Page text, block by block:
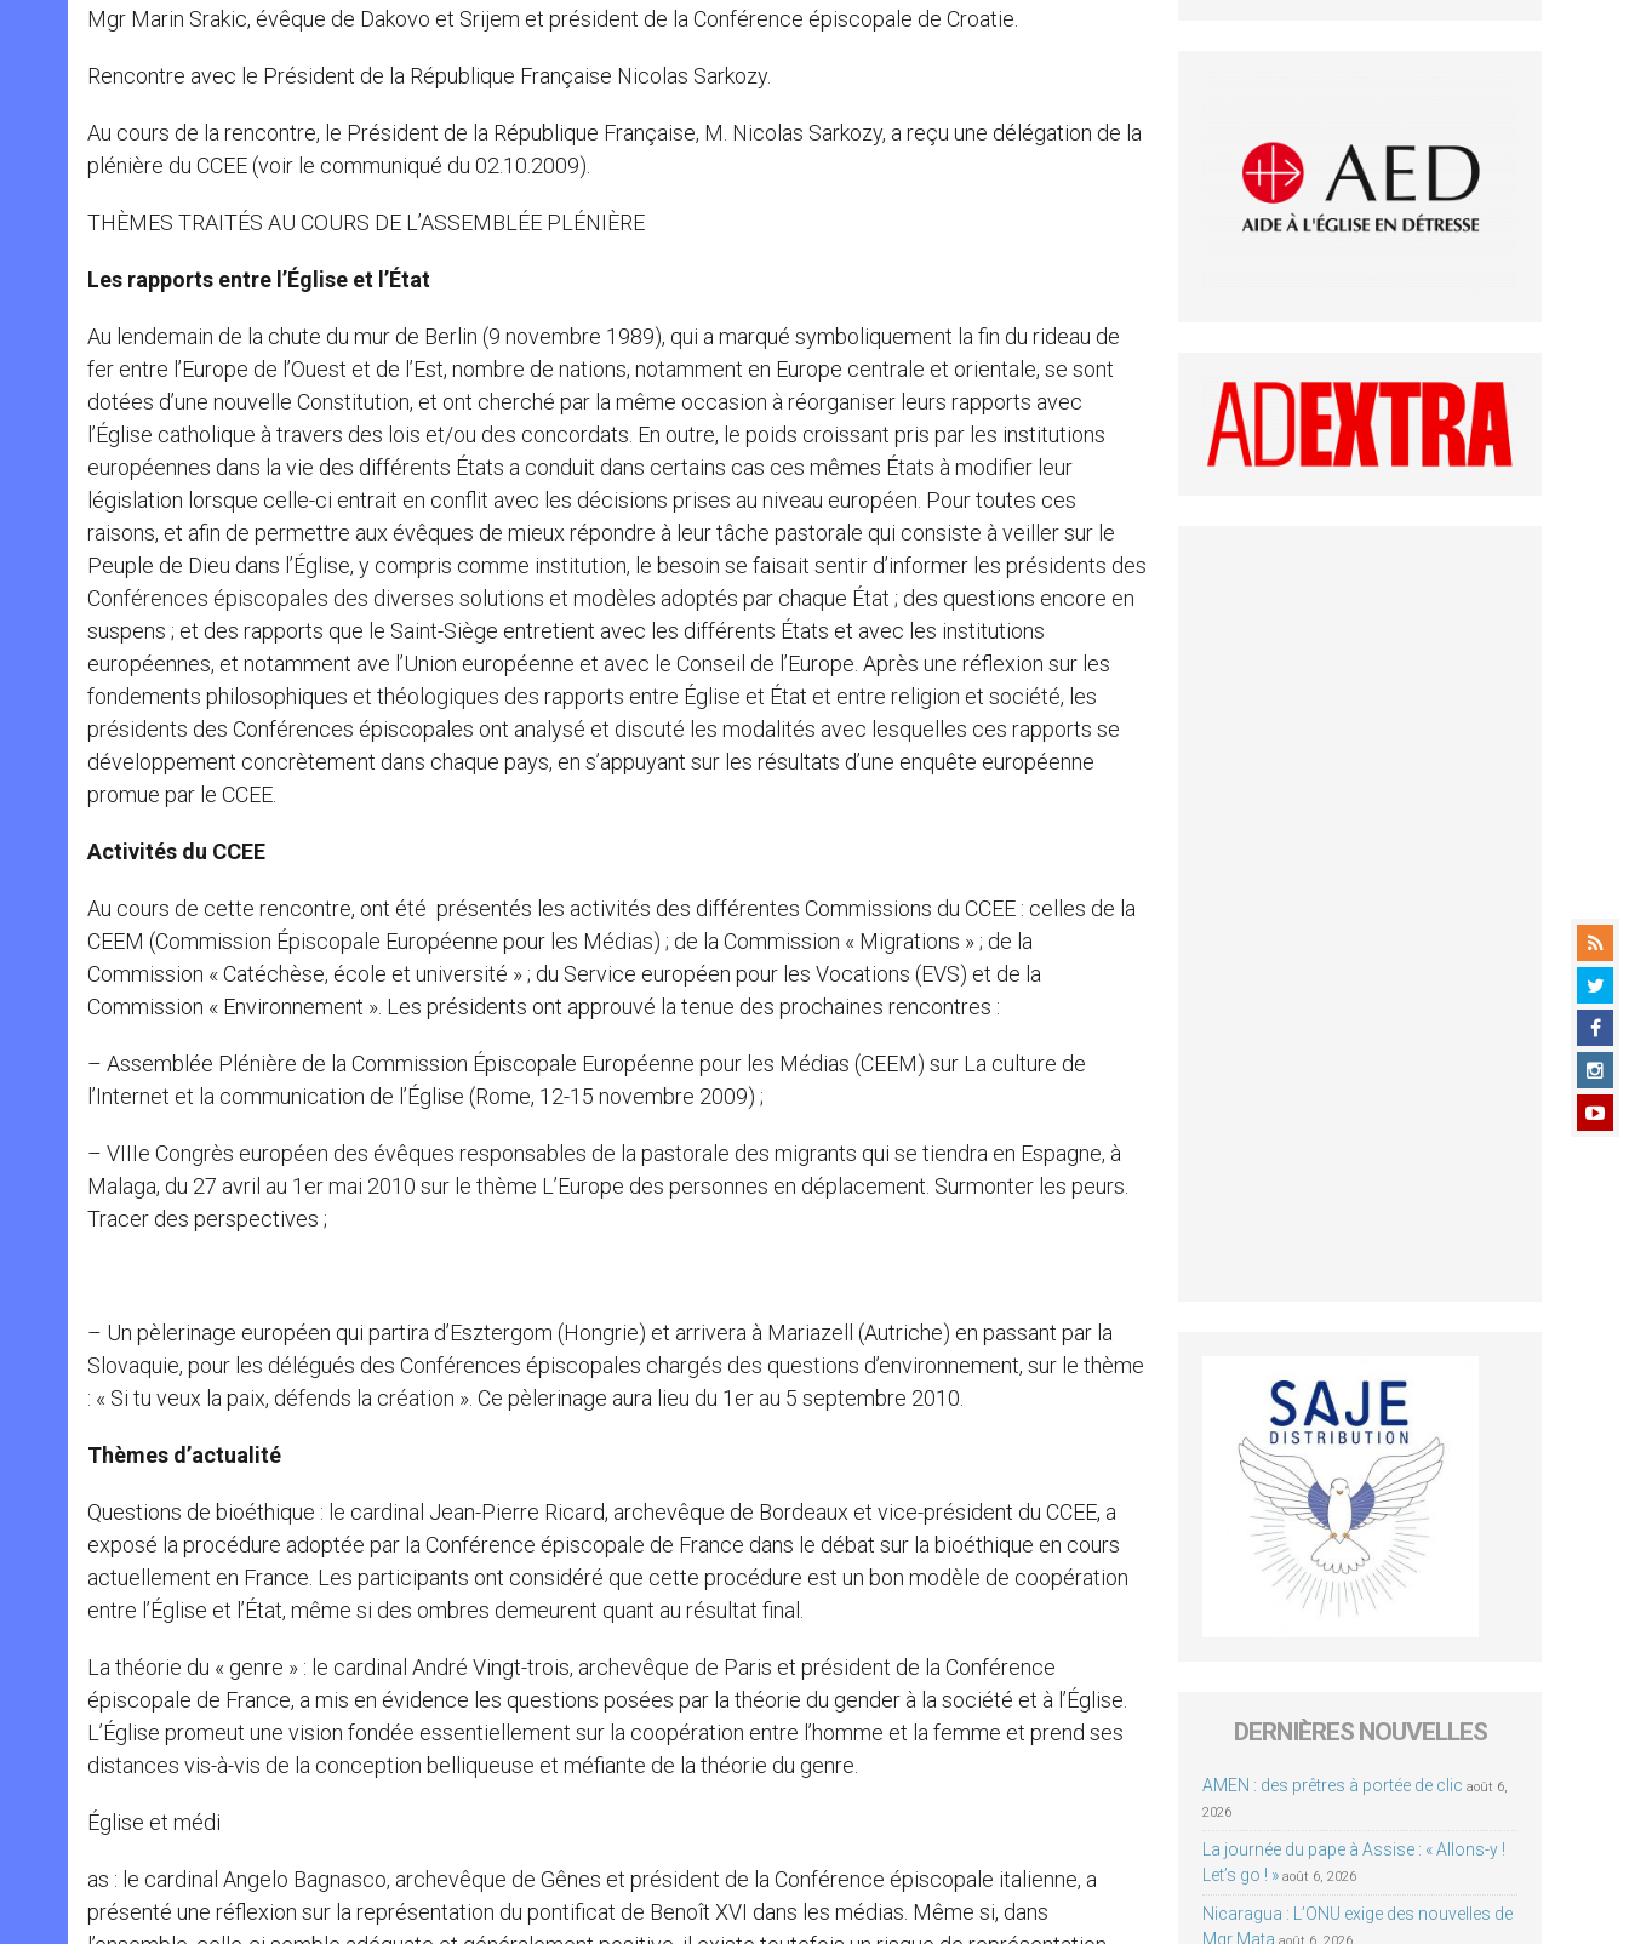
Mgr Marin Srakic, évêque de Dakovo et Srijem et président de la Conférence épiscopale de Croatie.
Rencontre avec le Président de la République Française Nicolas Sarkozy.
Au cours de la rencontre, le Président de la République Française, M. Nicolas Sarkozy, a reçu une délégation de la
plénière du CCEE (voir le communiqué du 02.10.2009).
THÈMES TRAITÉS AU COURS DE L’ASSEMBLÉE PLÉNIÈRE
Les rapports entre l’Église et l’État
Au lendemain de la chute du mur de Berlin (9 novembre 1989), qui a marqué symboliquement la fin du rideau de
fer entre l’Europe de l’Ouest et de l’Est, nombre de nations, notamment en Europe centrale et orientale, se sont
dotées d’une nouvelle Constitution, et ont cherché par la même occasion à réorganiser leurs rapports avec
l’Église catholique à travers des lois et/ou des concordats. En outre, le poids croissant pris par les institutions
européennes dans la vie des différents États a conduit dans certains cas ces mêmes États à modifier leur
législation lorsque celle-ci entrait en conflit avec les décisions prises au niveau européen. Pour toutes ces
raisons, et afin de permettre aux évêques de mieux répondre à leur tâche pastorale qui consiste à veiller sur le
Peuple de Dieu dans l’Église, y compris comme institution, le besoin se faisait sentir d’informer les présidents des
Conférences épiscopales des diverses solutions et modèles adoptés par chaque État ; des questions encore en
suspens ; et des rapports que le Saint-Siège entretient avec les différents États et avec les institutions
européennes, et notamment ave l’Union européenne et avec le Conseil de l’Europe. Après une réflexion sur les
fondements philosophiques et théologiques des rapports entre Église et État et entre religion et société, les
présidents des Conférences épiscopales ont analysé et discuté les modalités avec lesquelles ces rapports se
développement concrètement dans chaque pays, en s’appuyant sur les résultats d’une enquête européenne
promue par le CCEE.
Activités du CCEE
Au cours de cette rencontre, ont été présentés les activités des différentes Commissions du CCEE : celles de la
CEEM (Commission Épiscopale Européenne pour les Médias) ; de la Commission « Migrations » ; de la
Commission « Catéchèse, école et université » ; du Service européen pour les Vocations (EVS) et de la
Commission « Environnement ». Les présidents ont approuvé la tenue des prochaines rencontres :
– Assemblée Plénière de la Commission Épiscopale Européenne pour les Médias (CEEM) sur La culture de
l’Internet et la communication de l’Église (Rome, 12-15 novembre 2009) ;
– VIIIe Congrès européen des évêques responsables de la pastorale des migrants qui se tiendra en Espagne, à
Malaga, du 27 avril au 1er mai 2010 sur le thème L’Europe des personnes en déplacement. Surmonter les peurs.
Tracer des perspectives ;
– Un pèlerinage européen qui partira d’Esztergom (Hongrie) et arrivera à Mariazell (Autriche) en passant par la
Slovaquie, pour les délégués des Conférences épiscopales chargés des questions d’environnement, sur le thème
: « Si tu veux la paix, défends la création ». Ce pèlerinage aura lieu du 1er au 5 septembre 2010.
Thèmes d’actualité
Questions de bioéthique : le cardinal Jean-Pierre Ricard, archevêque de Bordeaux et vice-président du CCEE, a
exposé la procédure adoptée par la Conférence épiscopale de France dans le débat sur la bioéthique en cours
actuellement en France. Les participants ont considéré que cette procédure est un bon modèle de coopération
entre l’Église et l’État, même si des ombres demeurent quant au résultat final.
La théorie du « genre » : le cardinal André Vingt-trois, archevêque de Paris et président de la Conférence
épiscopale de France, a mis en évidence les questions posées par la théorie du gender à la société et à l’Église.
L’Église promeut une vision fondée essentiellement sur la coopération entre l’homme et la femme et prend ses
distances vis-à-vis de la conception belliqueuse et méfiante de la théorie du genre.
Église et médi
as : le cardinal Angelo Bagnasco, archevêque de Gênes et président de la Conférence épiscopale italienne, a
présenté une réflexion sur la représentation du pontificat de Benoît XVI dans les médias. Même si, dans
DERNIÈRES NOUVELLES
AMEN : des prêtres à portée de clic août 6,
2026
La journée du pape à Assise : « Allons-y !
Let’s go ! » août 6, 2026
Nicaragua : L’ONU exige des nouvelles de
Mgr Mata